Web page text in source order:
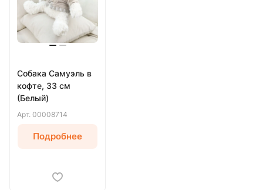
Собака Самуэль в
кофте, 33 см
(Белый)
Арт. 00008714
Подробнее